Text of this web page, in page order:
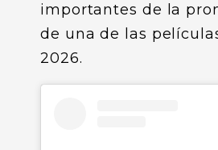
importantes de la
de una de las
2026.